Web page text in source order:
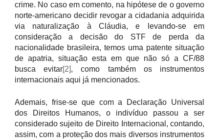
crime. No caso em comento, na hipótese de o governo
norte-americano decidir revogar a cidadania adquirida
via naturalização à Cláudia, e levando-se em
consideração a decisão do STF de perda da
nacionalidade brasileira, temos uma patente situação
de apatria, situação esta em que não só a CF/88
busca evitar[2], como também os instrumentos
internacionais aqui já mencionados.
Ademais, frise-se que com a Declaração Universal
dos Direitos Humanos, o indivíduo passou a ser
considerado sujeito de Direito Internacional, contando,
assim, com a proteção dos mais diversos instrumentos